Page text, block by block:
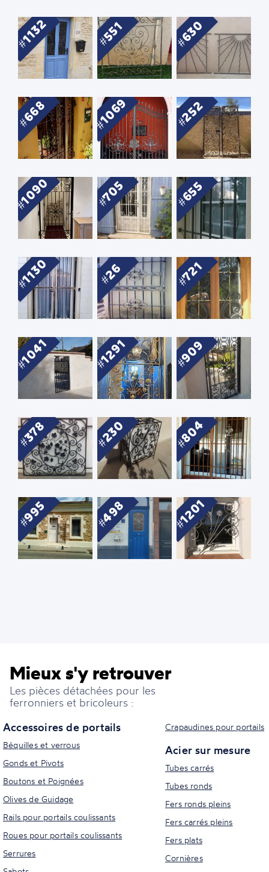
1132 551 630
668 1069 252
1090 705 655
1130 26 721
1041 1291 909
378 230 804
995 498 1201
Mieux s'y retrouver
Les pièces détachées pour les
ferronniers et bricoleurs :
Accessoires de portails
Béquilles et verrous
Gonds et Pivots
Boutons et Poignées
Olives de Guidage
Rails pour portails coulissants
Roues pour portails coulissants
Serrures
Crapaudines pour portails
Acier sur mesure
Tubes carrés
Tubes ronds
Fers ronds pleins
Fers carrés pleins
Fers plats
Cornières